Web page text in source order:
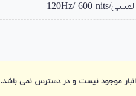
موجود نیست و در دسترس نمی باشد.